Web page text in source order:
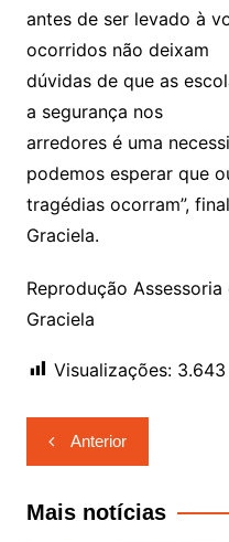
antes de ser levado à
ocorridos não deixam
dúvidas de que as
a segurança nos
arredores é uma
podemos esperar que
tragédias ocorram”,
Graciela.
Reprodução
Graciela
Visualizações: 3.643
Navegação
de
Post
Anterior
Mais notícias